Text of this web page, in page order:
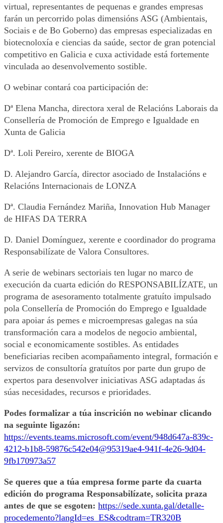
virtual, representantes de pequenas e grandes empresas
farán un percorrido polas dimensións ASG (Ambientais,
Sociais e de Bo Goberno) das empresas especializadas en
biotecnoloxía e ciencias da saúde, sector de gran potencial
competitivo en Galicia e cuxa actividade está fortemente
vinculada ao desenvolvemento sostible.
O webinar contará coa participación de:
Dª Elena Mancha, directora xeral de Relacións Laborais da
Consellería de Promoción de Emprego e Igualdade en
Xunta de Galicia
Dª. Loli Pereiro, xerente de BIOGA
D. Alejandro García, director asociado de Instalacións e
Relacións Internacionais de LONZA
Dª. Claudia Fernández Mariña, Innovation Hub Manager
de HIFAS DA TERRA
D. Daniel Domínguez, xerente e coordinador do programa
Responsabilízate de Valora Consultores.
A serie de webinars sectoriais ten lugar no marco de
execución da cuarta edición do RESPONSABILÍZATE, un
programa de asesoramento totalmente gratuíto impulsado
pola Consellería de Promoción do Emprego e Igualdade
para apoiar ás pemes e microempresas galegas na súa
transformación cara a modelos de negocio ambiental,
social e economicamente sostibles. As entidades
beneficiarias reciben acompañamento integral, formación e
servizos de consultoría gratuítos por parte dun grupo de
expertos para desenvolver iniciativas ASG adaptadas ás
súas necesidades, recursos e prioridades.
Podes formalizar a túa inscrición no webinar clicando
na seguinte ligazón:
https://events.teams.microsoft.com/event/948d647a-839c-
4212-b1b8-59876c542e04@95319ae4-941f-4e26-9d04-
9fb170973a57
Se queres que a túa empresa forme parte da cuarta
edición do programa Responsabilízate, solicita praza
antes de que se esgoten: https://sede.xunta.gal/detalle-
procedemento?langId=es_ES&codtram=TR320B